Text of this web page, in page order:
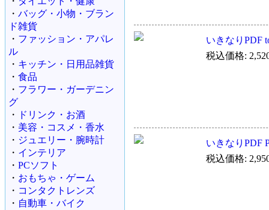
・ バッグ・小物・ブラン
ド雑貨
・ ファッション・アパレ
ル
・ キッチン・日用品雑貨
・ 食品
・ フラワー・ガーデニン
グ
・
ドリンク・お酒
・ 美容・コスメ・香水
・ ジュエリー・腕時計
・ インテリア
・ PCソフト
・ おもちゃ・ゲーム
・ コンタクトレンズ
・ 自動車・バイク
いきなりPDF
税込価格:
いきなりPDF
税込価格: